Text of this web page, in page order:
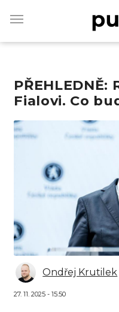
main
Fialovi. Co
Obrázek
Ondřej Krutilek
27. 11. 2025 - 15:50
Vyhledávejte na